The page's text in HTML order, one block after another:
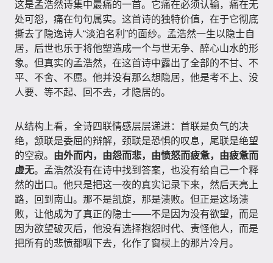
这是孟浩然诗集中最痛的一首。它痛在必须认输，痛在无
处可怨，痛在句句属实。这首诗的独特价值，在于它彻底
撕去了隐逸诗人“淡泊名利”的面纱。孟浩然一生以隐士自
居，后世也乐于将他塑造成一个与世无争、醉心山水的形
象。但真实的孟浩然，在这首诗中露出了全部的不甘、不
平、不舍、不愿。他并没有那么想隐居，他是考不上、没
人要、等不起、回不去，才隐居的。
从结构上看，全诗四联情感层层递进：首联是负气的决
绝，颔联是委屈的辩解，颈联是恐惧的叹息，尾联是绝望
的空寂。 由外而内，由怨而悲，由愤怒而疲惫，由疲惫而
虚无。孟浩然没有在诗中找到答案，也没有给自己一个释
然的出口。他只是把这一夜的真实记录下来，然后天亮上
路，回到南山。那不是凯旋，那是溃败。但正是这场溃
败，让他成为了真正的隐士——不是因为没有欲望，而是
因为欲望破灭后，他没有选择抱怨时代、责怪他人，而是
把所有的悲愤都咽下去，化作了窗棂上的那片冷月。